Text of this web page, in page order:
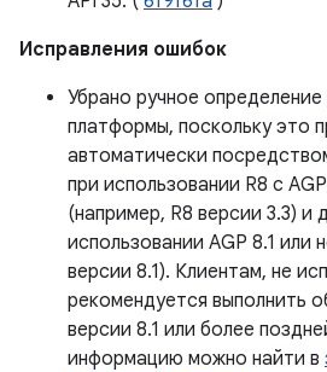
Исправления ошибок
Убрано ручное
платформы, поскольку это
автоматически
при использовании R8 с
(например, R8 версии 3.3) и
использовании AGP 8.1 или
версии 8.1). Клиентам, не
рекомендуется выполнить
версии 8.1 или более
информацию можно найти в